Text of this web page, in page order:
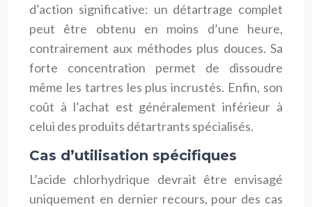
d’action significative: un détartrage complet
peut être obtenu en moins d’une heure,
contrairement aux méthodes plus douces. Sa
forte concentration permet de dissoudre
même les tartres les plus incrustés. Enfin, son
coût à l’achat est généralement inférieur à
celui des produits détartrants spécialisés.
Cas d’utilisation spécifiques
L’acide chlorhydrique devrait être envisagé
uniquement en dernier recours, pour des cas